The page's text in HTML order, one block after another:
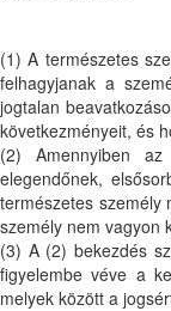
(1) A természetes
felhagyjanak a
jogtalan
következményeit, és
(2) Amennyiben
elegendőnek,
természetes személy
személy nem vagyon
(3) A (2) bekezdés
figyelembe véve a
melyek között a